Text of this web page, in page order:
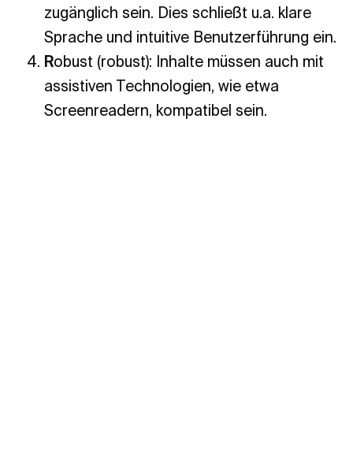
zugänglich sein. Dies schließt u.a. klare
Sprache und intuitive Benutzerführung ein.
Robust (robust): Inhalte müssen auch mit
assistiven Technologien, wie etwa
Screenreadern, kompatibel sein.